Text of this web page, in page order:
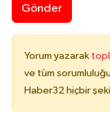
Gönder
Yorum yazarak
ve tüm
Haber32 hiçbir